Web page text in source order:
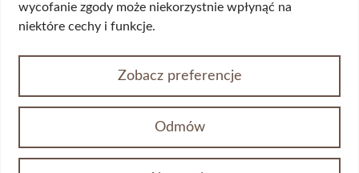
Przerost piersi (ginekomastia)
Korekta płci
Żylaki kończyn dolnych
Nietrzymanie moczu
wycofanie zgody może niekorzystnie wpłynąć na
niektóre cechy i funkcje.
Zobacz preferencje
Odmów